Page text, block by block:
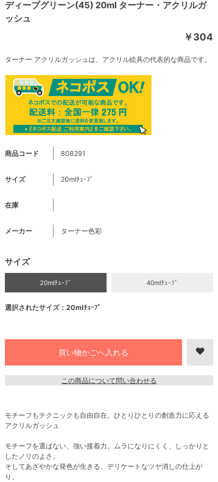
ディープグリーン(45) 20ml ターナー・アクリルガ
ッシュ
￥304
商品コード 808291
サイズ 20mlﾁｭｰﾌﾞ
在庫
メーカー ターナー色彩
サイズ
20mlﾁｭｰﾌﾞ 40mlﾁｭｰﾌﾞ
選択されたサイズ：20mlﾁｭｰﾌﾞ
この商品について問い合わせる
ターナー アクリルガッシュは、アクリル絵具の代表的な商品です。
モチーフもテクニックも自由自在。ひとりひとりの創造力に応える
アクリルガッシュ
モチーフを選ばない、強い接着力。ムラになりにくく、しっかりと
したノリのよさ。
そしてあざやかな発色が生きる、デリケートなツヤ消しの仕上が
り。